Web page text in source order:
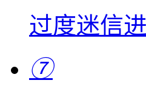
过度迷信进
⑦